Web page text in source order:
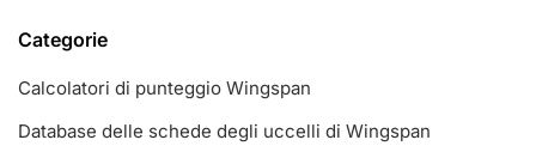
Categorie
Calcolatori di punteggio Wingspan
Database delle schede degli uccelli di Wingspan